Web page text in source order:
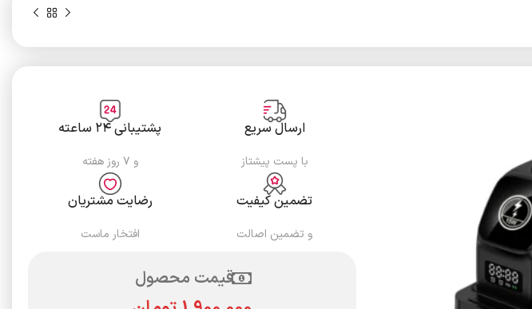
ارسال سریع
با پست پیشتاز
پشتیبانی ۲۴ ساعته
و ۷ روز هفته
تضمین کیفیت
و تضمین اصالت
رضایت مشتریان
افتخار ماست
قیمت محصول